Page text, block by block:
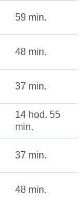
59 min.
48 min.
37 min.
14 hod. 55
min.
37 min.
48 min.